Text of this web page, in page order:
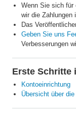
Wenn Sie sich
wir die Zahlungen
Das
Geben Sie uns
Verbesserungen
Erste Schritte
Kontoeinrichtung
Übersicht über